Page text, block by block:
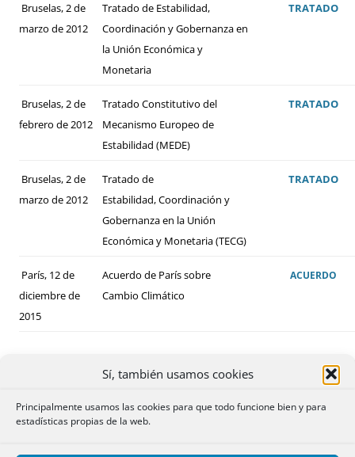
Sí, también usamos cookies
Principalmente usamos las cookies para que todo funcione bien y para
estadísticas propias de la web.
Bruselas, 2 de
marzo de 2012
Tratado de Estabilidad,
Coordinación y Gobernanza en
la Unión Económica y
Monetaria
TRATADO
Bruselas, 2 de
febrero de 2012
Tratado Constitutivo del
Mecanismo Europeo de
Estabilidad (MEDE)
TRATADO
Bruselas, 2 de
marzo de 2012
Tratado de
Estabilidad, Coordinación y
Gobernanza en la Unión
Económica y Monetaria (TECG)
TRATADO
París, 12 de
diciembre de
2015
Acuerdo de París sobre
Cambio Climático
ACUERDO
ALGUNOS DE LOS CONVENIOS BILATERALES
FIRMADOS POR ESPAÑA